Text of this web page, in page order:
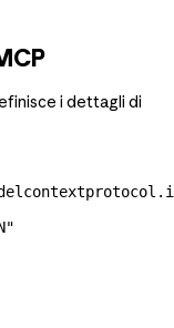
i dettagli di